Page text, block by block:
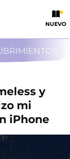
NUEVO
y
mi
iPhone